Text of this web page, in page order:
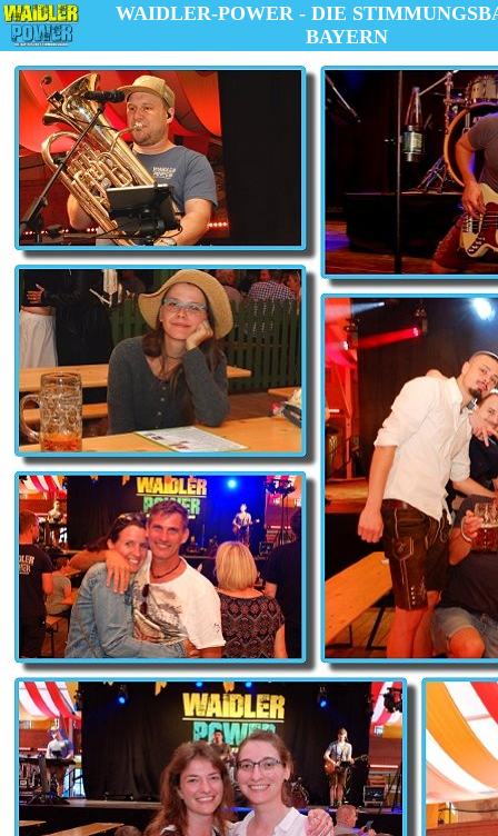
WAIDLER-POWER - DIE
BAYERN